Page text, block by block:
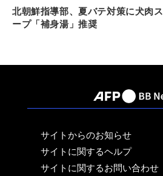
北朝鮮指導部、夏バテ対策に犬肉ス
ープ「補身湯」推奨
サイトからのお知らせ
サイトに関するヘルプ
サイトに関するお問い合わせ